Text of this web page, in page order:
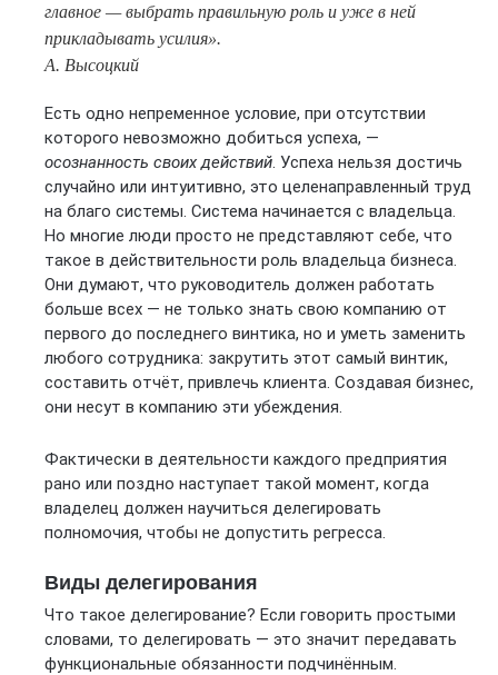
главное — выбрать правильную роль и уже в ней
прикладывать усилия».
А. Высоцкий
Есть одно непременное условие, при отсутствии
которого невозможно добиться успеха, —
осознанность своих действий. Успеха нельзя достичь
случайно или интуитивно, это целенаправленный труд
на благо системы. Система начинается с владельца.
Но многие люди просто не представляют себе, что
такое в действительности роль владельца бизнеса.
Они думают, что руководитель должен работать
больше всех — не только знать свою компанию от
первого до последнего винтика, но и уметь заменить
любого сотрудника: закрутить этот самый винтик,
составить отчёт, привлечь клиента. Создавая бизнес,
они несут в компанию эти убеждения.
Фактически в деятельности каждого предприятия
рано или поздно наступает такой момент, когда
владелец должен научиться делегировать
полномочия, чтобы не допустить регресса.
Виды делегирования
Что такое делегирование? Если говорить простыми
словами, то делегировать — это значит передавать
функциональные обязанности подчинённым.